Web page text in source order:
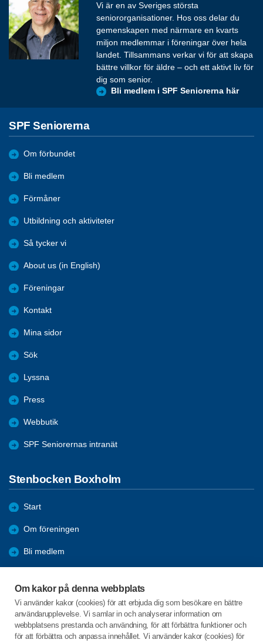
Om kakor på denna webbplats
Vi använder kakor (cookies) för att erbjuda dig som besökare en bättre
användarupplevelse. Vi samlar in och analyserar information om
webbplatsens prestanda och användning, för att förbättra funktioner och
för att förbättra och anpassa innehållet. Vi använder kakor (cookies) för
Vi är en av Sveriges största
seniororganisationer. Hos oss delar du
gemenskapen med närmare en kvarts
miljon medlemmar i föreningar över hela
landet. Tillsammans verkar vi för att skapa
bättre villkor för äldre – och ett aktivt liv för
dig som senior.
Bli medlem i SPF Seniorerna här
SPF Seniorerna
Om förbundet
Bli medlem
Förmåner
Utbildning och aktiviteter
Så tycker vi
About us (in English)
Föreningar
Kontakt
Mina sidor
Sök
Lyssna
Press
Webbutik
SPF Seniorernas intranät
Stenbocken Boxholm
Start
Om föreningen
Bli medlem
Aktiviteter
Bildgalleri